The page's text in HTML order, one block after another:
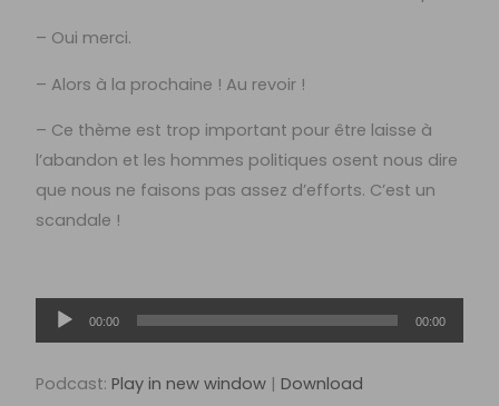
– Oui merci.
– Alors à la prochaine ! Au revoir !
– Ce thème est trop important pour être laisse à
l’abandon et les hommes politiques osent nous dire
que nous ne faisons pas assez d’efforts. C’est un
scandale !
Lecteur
audio
00:00 00:00
Podcast:Play in new window |Download